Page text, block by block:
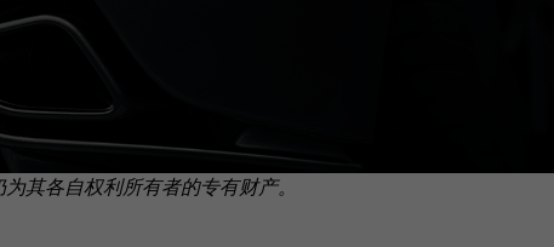
其各自权利所有者的专有财产。